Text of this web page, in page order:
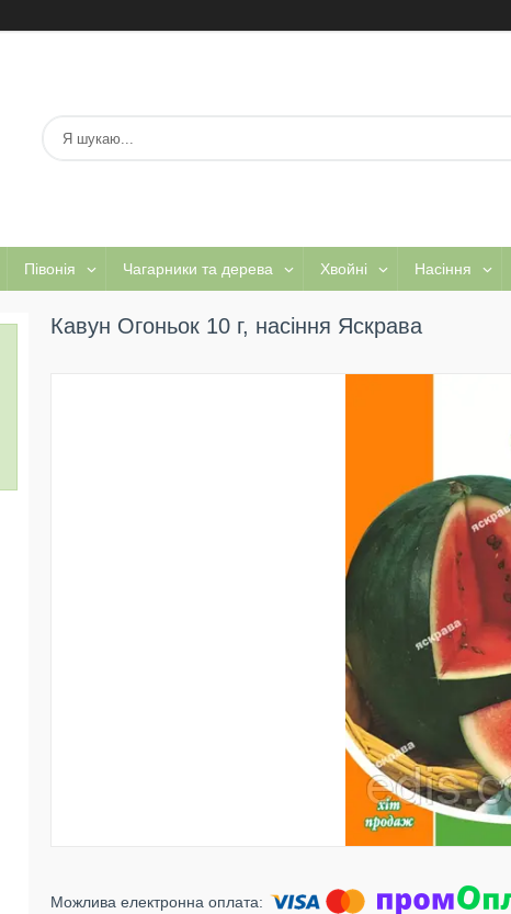
Півонія Чагарники та дерева Хвойні Насіння
Кавун Огоньок 10 г, насіння Яскрава